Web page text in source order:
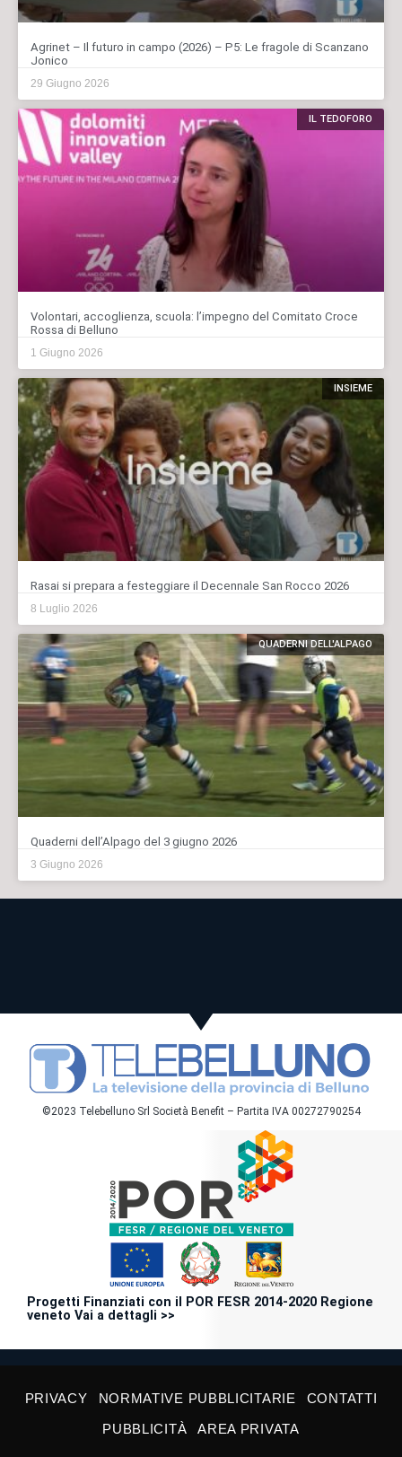
Agrinet – Il futuro in campo (2026) – P5: Le fragole di Scanzano
Jonico
29 Giugno 2026
IL TEDOFORO
Volontari, accoglienza, scuola: l’impegno del Comitato Croce
Rossa di Belluno
1 Giugno 2026
INSIEME
Rasai si prepara a festeggiare il Decennale San Rocco 2026
8 Luglio 2026
QUADERNI DELL'ALPAGO
Quaderni dell’Alpago del 3 giugno 2026
3 Giugno 2026
©2023 Telebelluno Srl Società Benefit – Partita IVA 00272790254
Progetti Finanziati con il POR FESR 2014-2020 Regione
veneto Vai a dettagli >>
PRIVACY NORMATIVE PUBBLICITARIE
CONTATTI
PUBBLICITÀ
AREA PRIVATA